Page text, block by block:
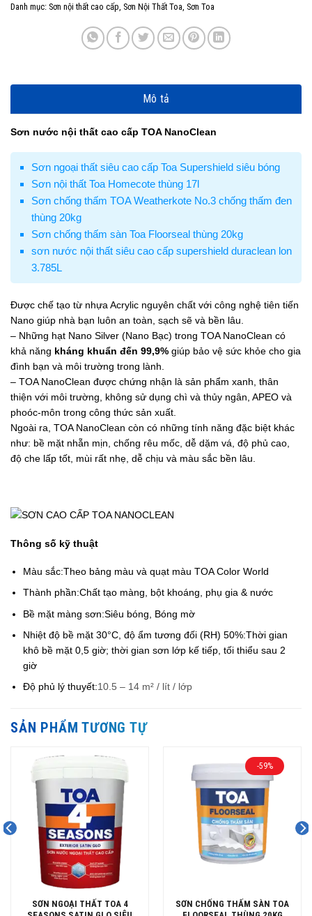
Danh mục: Sơn nội thất cao cấp Sơn Nội Thất Toa Sơn Toa
Mô tả
Sơn nước nội thất cao cấp TOA NanoClean
Sơn ngoại thất siêu cao cấp Toa Supershield siêu bóng
Sơn nội thất Toa Homecote thùng 17l
Sơn chống thấm TOA Weatherkote No.3 chống thấm đen
thùng 20kg
Sơn chống thấm sàn Toa Floorseal thùng 20kg
sơn nước nội thất siêu cao cấp supershield duraclean lon
3.785L
Được chế tạo từ nhựa Acrylic nguyên chất với công nghệ tiên tiến
Nano giúp nhà bạn luôn an toàn, sạch sẽ và bền lâu.
– Những hạt Nano Silver (Nano Bạc) trong TOA NanoClean có
khả năng kháng khuẩn đến 99,9% giúp bảo vệ sức khỏe cho gia
đình bạn và môi trường trong lành.
– TOA NanoClean được chứng nhận là sản phẩm xanh, thân
thiện với môi trường, không sử dụng chì và thủy ngân, APEO và
phoóc-môn trong công thức sản xuất.
Ngoài ra, TOA NanoClean còn có những tính năng đặc biệt khác
như: bề mặt nhẵn mịn, chống rêu mốc, dễ dặm vá, độ phủ cao,
độ che lấp tốt, mùi rất nhẹ, dễ chịu và màu sắc bền lâu.
Thông số kỹ thuật
Màu sắc:Theo bảng màu và quạt màu TOA Color World
Thành phần:Chất tạo màng, bột khoáng, phụ gia & nước
Bề mặt màng sơn:Siêu bóng, Bóng mờ
Nhiệt độ bề mặt 30°C, độ ẩm tương đối (RH) 50%:Thời gian
khô bề mặt 0,5 giờ; thời gian sơn lớp kế tiếp, tối thiểu sau 2
giờ
Độ phủ lý thuyết:10.5 – 14 m² / lít / lớp
SẢN PHẨM TƯƠNG TỰ
SƠN NGOẠI THẤT TOA 4
-59%
SƠN CHỐNG THẤM SÀN TOA